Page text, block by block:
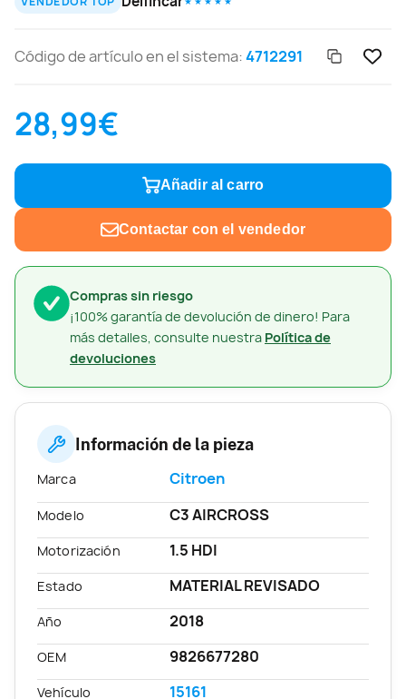
Compras sin riesgo
¡100% garantía de devolución de dinero! Para
más detalles, consulte nuestra Política de
devoluciones
Código de artículo en el sistema:4712291
28,99€
Añadir al carro
Contactar con el vendedor
Información de la pieza
Marca Citroen
Modelo C3 AIRCROSS
Motorización 1.5 HDI
Estado MATERIAL REVISADO
Año 2018
OEM 9826677280
Vehículo 15161